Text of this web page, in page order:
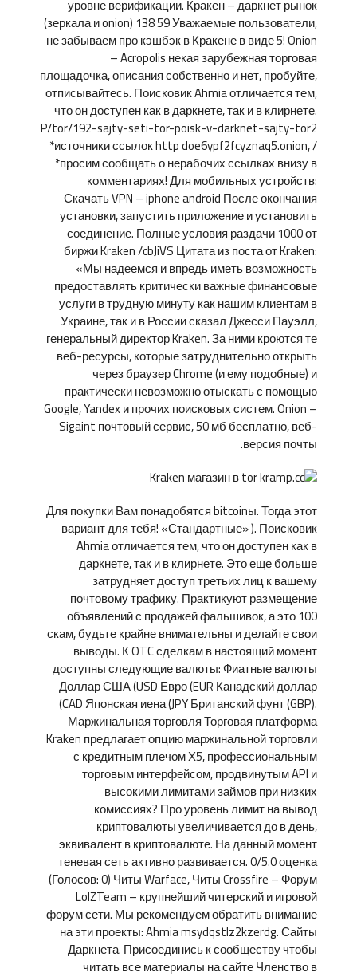
уровне верификации. Кракен – даркнет рынок
(зеркала и onion) 138 59 Уважаемые пользователи,
не забываем про кэшбэк в Кракене в виде 5! Onion
– Acropolis некая зарубежная торговая
площадочка, описания собственно и нет, пробуйте,
отписывайтесь. Поисковик Ahmia отличается тем,
что он доступен как в даркнете, так и в клирнете.
P/tor/192-sajty-seti-tor-poisk-v-darknet-sajty-tor2
*источники ссылок http doe6ypf2fcyznaq5.onion, /
*просим сообщать о нерабочих ссылках внизу в
комментариях! Для мобильных устройств:
Скачать VPN – iphone android После окончания
установки, запустить приложение и установить
соединение. Полные условия раздачи 1000 от
биржи Kraken /cbJiVS Цитата из поста от Kraken:
«Мы надеемся и впредь иметь возможность
предоставлять критически важные финансовые
услуги в трудную минуту как нашим клиентам в
Украине, так и в России сказал Джесси Пауэлл,
генеральный директор Kraken. За ними кроются те
веб-ресурсы, которые затруднительно открыть
через браузер Chrome (и ему подобные) и
практически невозможно отыскать с помощью
Google, Yandex и прочих поисковых систем. Onion –
Sigaint почтовый сервис, 50 мб бесплатно, веб-
версия почты.
Для покупки Вам понадобятся bitcoinы. Тогда этот
вариант для тебя! «Стандартные» ). Поисковик
Ahmia отличается тем, что он доступен как в
даркнете, так и в клирнете. Это еще больше
затрудняет доступ третьих лиц к вашему
почтовому трафику. Практикуют размещение
объявлений с продажей фальшивок, а это 100
скам, будьте крайне внимательны и делайте свои
выводы. К OTC сделкам в настоящий момент
доступны следующие валюты: Фиатные валюты
Доллар США (USD Евро (EUR Канадский доллар
(CAD Японская иена (JPY Британский фунт (GBP).
Маржинальная торговля Торговая платформа
Kraken предлагает опцию маржинальной торговли
с кредитным плечом Х5, профессиональным
торговым интерфейсом, продвинутым API и
высокими лимитами займов при низких
комиссиях? Про уровень лимит на вывод
криптовалюты увеличивается до в день,
эквивалент в криптовалюте. На данный момент
теневая сеть активно развивается. 0/5.0 оценка
(Голосов: 0) Читы Warface, Читы Crossfire – Форум
LolZTeam – крупнейший читерский и игровой
форум сети. Мы рекомендуем обратить внимание
на эти проекты: Ahmia msydqstlz2kzerdg. Сайты
Даркнета. Присоединись к сообществу чтобы
читать все материалы на сайте Членство в